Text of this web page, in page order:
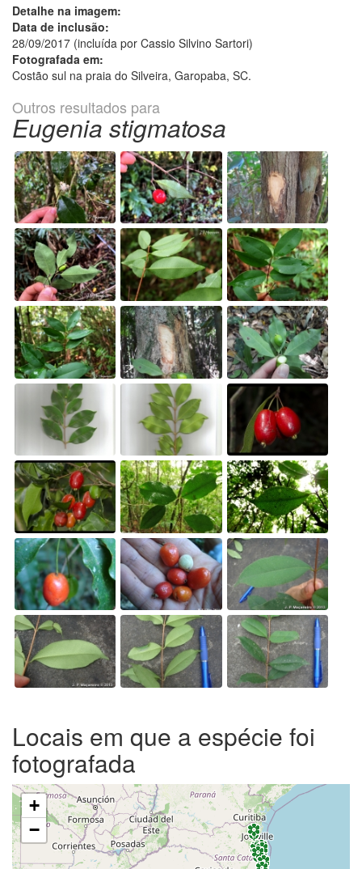
Detalhe na imagem:
Data de inclusão:
28/09/2017 (incluída por Cassio Silvino Sartori)
Fotografada em:
Costão sul na praia do Silveira, Garopaba, SC.
Outros resultados para
Eugenia stigmatosa
Locais em que a espécie foi
fotografada
+
−